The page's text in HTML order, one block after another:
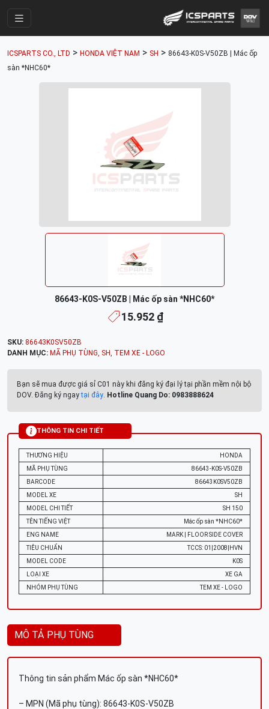
Parts Catalogue
Nhóm Phụ Tùng
Tài khoản
ICSPARTS CO., LTD > HONDA VIỆT NAM > SH > 86643-K0S-V50ZB | Mác ốp
sàn *NHC60*
86643-K0S-V50ZB | Mác ốp sàn *NHC60*
15.952 ₫
SKU: 86643K0SV50ZB
DANH MỤC: MÃ PHỤ TÙNG, SH, TEM XE - LOGO
Bạn sẽ mua được giá sỉ C01 này khi đăng ký đại lý tại phần mềm nội bộ
DOV. Đăng ký ngaytại đây. Hotline Quang Do: 0983888624
THÔNG TIN CHI TIẾT
THƯƠNG HIỆU
HONDA
MÃ PHỤ TÙNG
86643-K0S-V50ZB
BARCODE
86643K0SV50ZB
MODEL XE
SH
MODEL CHI TIẾT
SH 150
TÊN TIẾNG VIỆT
Mác ốp sàn *NHC60*
ENG NAME
MARK | FLOOR SIDE COVER
TIÊU CHUẨN
TCCS: 01|2008|HVN
MODEL CODE
K0S
LOẠI XE
XE GA
NHÓM PHỤ TÙNG
TEM XE - LOGO
MÔ TẢ PHỤ TÙNG
Thông tin sản phẩm Mác ốp sàn *NHC60*
– MPN (Mã phụ tùng): 86643-K0S-V50ZB